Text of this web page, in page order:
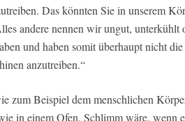
Das könnten Sie in unserem
andere nennen wir ungut,
und haben somit überhaupt nicht
anzutreiben.“
zum Beispiel dem menschlichen
in einem Ofen. Schlimm wäre, wenn